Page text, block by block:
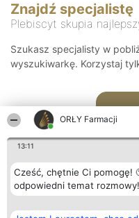
ORŁY Farmacji
13:11
Cześć, chętnie Ci pomogę!
odpowiedni temat
Znajdź specjalistę
Plebiscyt skupia
Szukasz specjalisty w
wyszukiwarkę. Korzystaj
Organizator plebiscytu